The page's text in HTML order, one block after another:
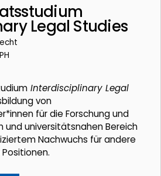
Legal Studies
Interdisciplinary Legal
von
für die Forschung und
und universitätsnahen Bereich
Nachwuchs für andere